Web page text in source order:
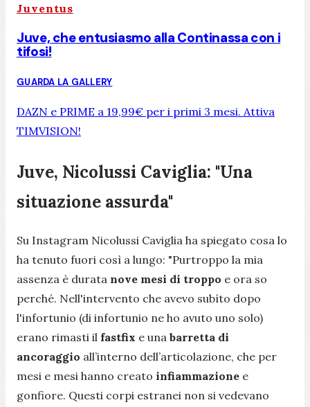
Juventus
Juve, che entusiasmo alla Continassa con i
tifosi!
GUARDA LA GALLERY
DAZN e PRIME a 19,99€ per i primi 3 mesi. Attiva
TIMVISION!
Juve, Nicolussi Caviglia: "Una
situazione assurda"
Su Instagram Nicolussi Caviglia ha spiegato cosa lo
ha tenuto fuori così a lungo: "Purtroppo la mia
assenza è durata nove mesi di troppo e ora so
perché. Nell'intervento che avevo subíto dopo
l'infortunio (di infortunio ne ho avuto uno solo)
erano rimasti il fastfix e una barretta di
ancoraggio all’interno dell’articolazione, che per
mesi e mesi hanno creato infiammazione e
gonfiore. Questi corpi estranei non si vedevano